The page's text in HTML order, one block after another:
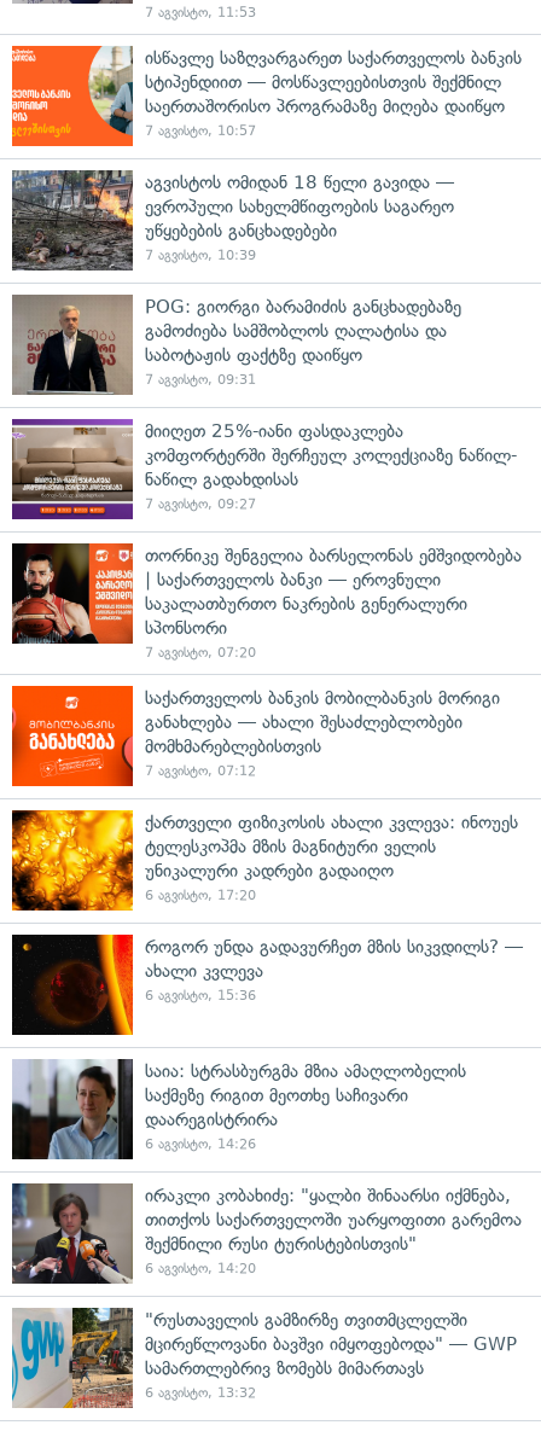
7 აგვისტო, 11:53
ისწავლე საზღვარგარეთ საქართველოს ბანკის
სტიპენდიით — მოსწავლეებისთვის შექმნილ
საერთაშორისო პროგრამაზე მიღება დაიწყო
7 აგვისტო, 10:57
აგვისტოს ომიდან 18 წელი გავიდა —
ევროპული სახელმწიფოების საგარეო
უწყებების განცხადებები
7 აგვისტო, 10:39
POG: გიორგი ბარამიძის განცხადებაზე
გამოძიება სამშობლოს ღალატისა და
საბოტაჟის ფაქტზე დაიწყო
7 აგვისტო, 09:31
მიიღეთ 25%-იანი ფასდაკლება
კომფორტერში შერჩეულ კოლექციაზე ნაწილ-
ნაწილ გადახდისას
7 აგვისტო, 09:27
თორნიკე შენგელია ბარსელონას ემშვიდობება
| საქართველოს ბანკი — ეროვნული
საკალათბურთო ნაკრების გენერალური
სპონსორი
7 აგვისტო, 07:20
საქართველოს ბანკის მობილბანკის მორიგი
განახლება — ახალი შესაძლებლობები
მომხმარებლებისთვის
7 აგვისტო, 07:12
ქართველი ფიზიკოსის ახალი კვლევა: ინოუეს
ტელესკოპმა მზის მაგნიტური ველის
უნიკალური კადრები გადაიღო
6 აგვისტო, 17:20
როგორ უნდა გადავურჩეთ მზის სიკვდილს? —
ახალი კვლევა
6 აგვისტო, 15:36
საია: სტრასბურგმა მზია ამაღლობელის
საქმეზე რიგით მეოთხე საჩივარი
დაარეგისტრირა
6 აგვისტო, 14:26
ირაკლი კობახიძე: "ყალბი შინაარსი იქმნება,
თითქოს საქართველოში უარყოფითი გარემოა
შექმნილი რუსი ტურისტებისთვის"
6 აგვისტო, 14:20
"რუსთაველის გამზირზე თვითმცლელში
მცირეწლოვანი ბავშვი იმყოფებოდა" — GWP
სამართლებრივ ზომებს მიმართავს
6 აგვისტო, 13:32